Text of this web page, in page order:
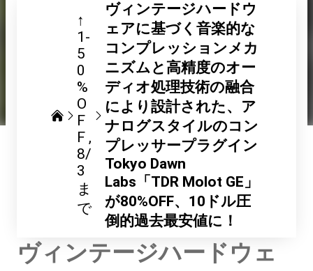
↑
1-
5
0
%
O
F
F
8/
3
ま
で
ヴィンテージハードウ
ェアに基づく音楽的な
コンプレッションメカ
ニズムと高精度のオー
ディオ処理技術の融合
により設計された、ア
ナログスタイルのコン
プレッサープラグイン
Tokyo Dawn
Labs「TDR Molot GE」
が80%OFF、10ドル圧
倒的過去最安値に！
ヴィンテージハードウェ